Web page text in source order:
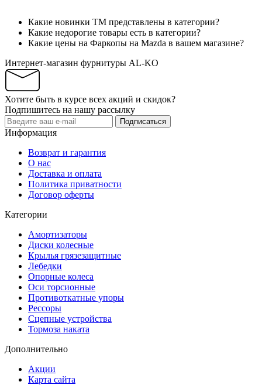
Какие новинки ТМ представлены в категории?
Какие недорогие товары есть в категории?
Какие цены на Фаркопы на Mazda в вашем магазине?
Интернет-магазин фурнитуры AL-KO
Хотите быть в курсе всех акций и скидок?
Подпишитесь на нашу рассылку
Подписаться
Информация
Возврат и гарантия
О нас
Доставка и оплата
Политика приватности
Договор оферты
Категории
Амортизаторы
Диски колесные
Крылья грязезащитные
Лебедки
Опорные колеса
Оси торсионные
Противоткатные упоры
Рессоры
Сцепные устройства
Тормоза наката
Дополнительно
Акции
Карта сайта